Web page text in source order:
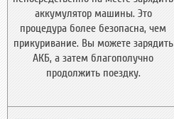
аккумулятор машины. Это
процедура более безопасна, чем
прикуривание. Вы можете зарядить
АКБ, а затем благополучно
продолжить поездку.